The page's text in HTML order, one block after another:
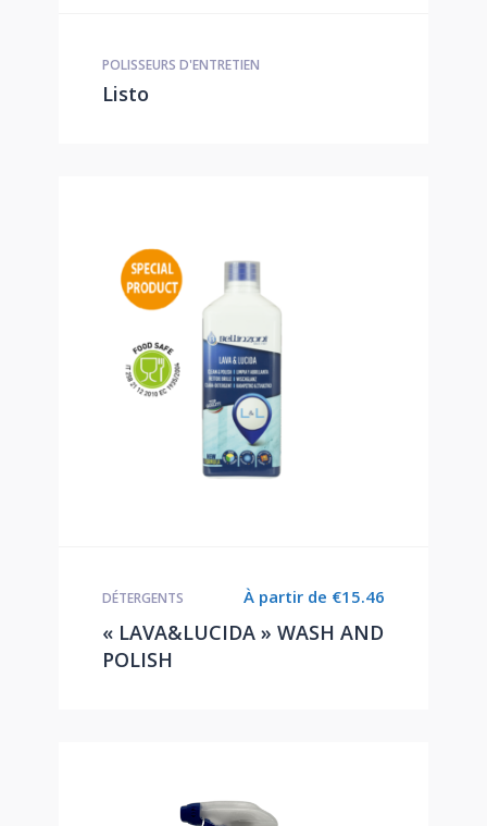
POLISSEURS D'ENTRETIEN
Listo
À partir de €15.46
DÉTERGENTS
« LAVA&LUCIDA » WASH AND
POLISH